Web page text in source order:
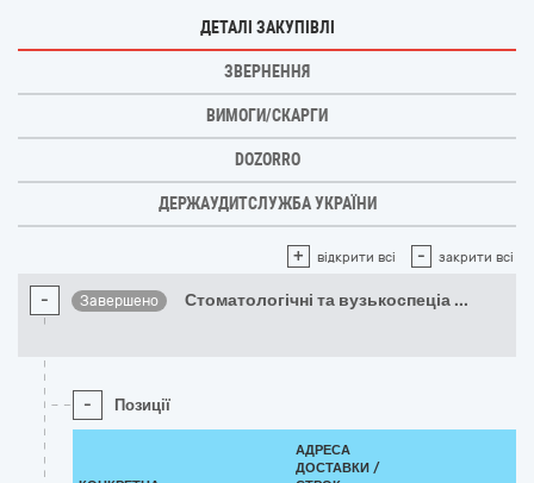
ДЕТАЛІ ЗАКУПІВЛІ
ЗВЕРНЕННЯ
ВИМОГИ/СКАРГИ
DOZORRO
ДЕРЖАУДИТСЛУЖБА УКРАЇНИ
+ відкрити всі - закрити всі
- Завершено Стоматологічні та вузькоспеціа ...
- Позиції
АДРЕСА
ДОСТАВКИ /